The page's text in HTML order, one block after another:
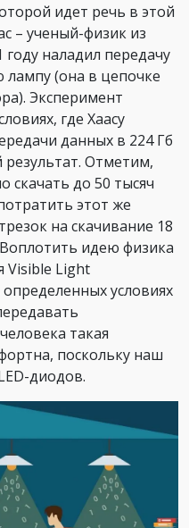
идет речь в этой
– ученый-физик из
наладил передачу
лампу (она в цепочке
Эксперимент
где Хаасу
данных в 224 Гб
Отметим,
скачать до 50 тысяч
этот же
на скачивание 18
идею физика
Visible Light
условиях
такая
поскольку наш
диодов.